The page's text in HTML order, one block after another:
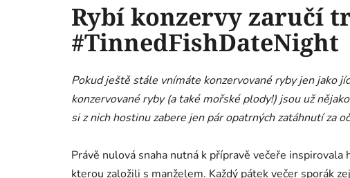
Rybí konzervy zaručí
#TinnedFishDateNight
Pokud ještě stále vnímáte konzervované ryby jen jako
konzervované ryby (a také mořské plody!) jsou už
si z nich hostinu zabere jen pár opatrných zatáhnutí za
Právě nulová snaha nutná k přípravě večeře
kterou založili s manželem. Každý pátek večer sporák